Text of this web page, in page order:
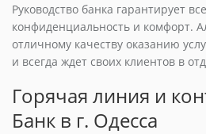
Руководство банка гарантирует
конфиденциальность и комфорт.
отличному качеству оказанию
и всегда ждет своих клиентов в
Горячая линия и
Банк в г. Одесса